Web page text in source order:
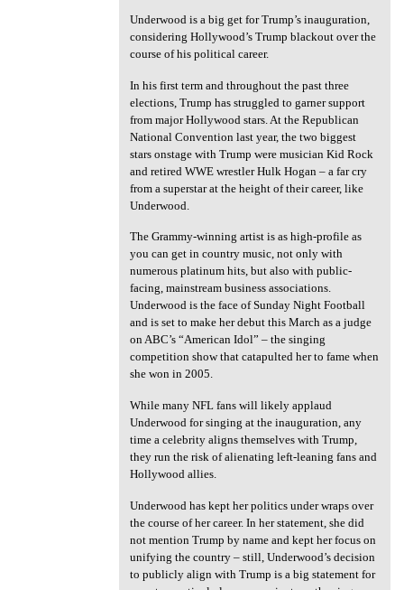
Underwood is a big get for Trump’s inauguration,
considering Hollywood’s Trump blackout over the
course of his political career.
In his first term and throughout the past three
elections, Trump has struggled to garner support
from major Hollywood stars. At the Republican
National Convention last year, the two biggest
stars onstage with Trump were musician Kid Rock
and retired WWE wrestler Hulk Hogan – a far cry
from a superstar at the height of their career, like
Underwood.
The Grammy-winning artist is as high-profile as
you can get in country music, not only with
numerous platinum hits, but also with public-
facing, mainstream business associations.
Underwood is the face of Sunday Night Football
and is set to make her debut this March as a judge
on ABC’s “American Idol” – the singing
competition show that catapulted her to fame when
she won in 2005.
While many NFL fans will likely applaud
Underwood for singing at the inauguration, any
time a celebrity aligns themselves with Trump,
they run the risk of alienating left-leaning fans and
Hollywood allies.
Underwood has kept her politics under wraps over
the course of her career. In her statement, she did
not mention Trump by name and kept her focus on
unifying the country – still, Underwood’s decision
to publicly align with Trump is a big statement for